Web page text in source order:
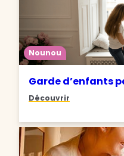
Nounou
Garde d’enfants
Découvrir